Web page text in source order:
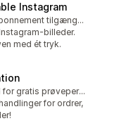
Instagram
Gratis abonnement tilgængeligt
billeder.
med ét tryk.
Mulighed for gratis prøveperiode
for ordrer,